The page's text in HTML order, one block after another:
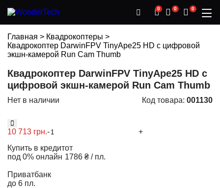
0 0 0
Главная > Квадрокоптеры >
Квадрокоптер DarwinFPV TinyApe25 HD с цифровой
экшн-камерой Run Cam Thumb
Квадрокоптер DarwinFPV TinyApe25 HD с
цифровой экшн-камерой Run Cam Thumb
Нет в наличии Код товара: 001130
Ч
К
10 713 грн.-
+
Купить в кредит
под 0% онлайн
от
1786 ₴ / пл.
Приватбанк
до 6 пл.